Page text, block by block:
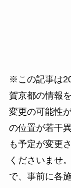
※この記事は
賀京都の情報
変更の可能性
の位置が若干
も予定が変更
くださいませ
で、事前に各